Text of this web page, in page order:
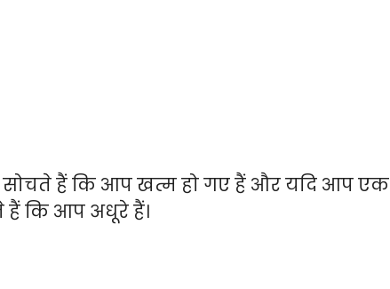
सोचते हैं कि आप खत्म हो गए हैं और यदि आप एक
हैं कि आप अधूरे हैं।